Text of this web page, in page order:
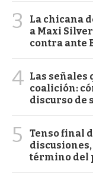
3
La chicana
a Maxi
contra ante
4 Las señales
coalición:
discurso de
5
Tenso final
término del